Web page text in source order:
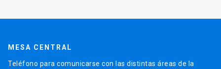
MESA CENTRAL
Teléfono para comunicarse con las distintas áreas de la